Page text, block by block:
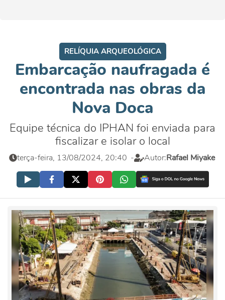
RELÍQUIA ARQUEOLÓGICA
Embarcação naufragada é
encontrada nas obras da
Nova Doca
Equipe técnica do IPHAN foi enviada para
fiscalizar e isolar o local
terça-feira, 13/08/2024, 20:40 - Autor:Rafael Miyake